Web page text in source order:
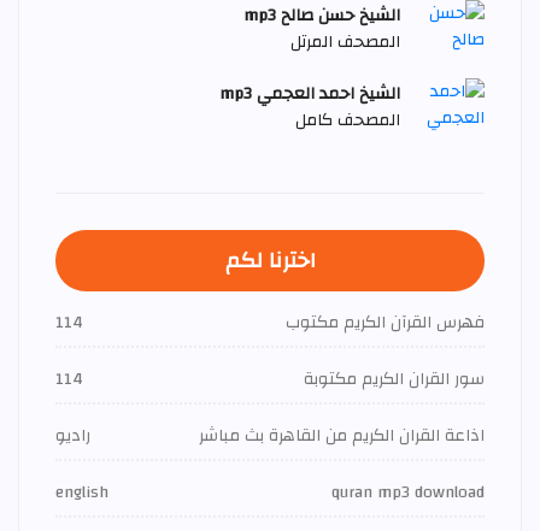
الشيخ حسن صالح mp3
المصحف المرتل
الشيخ احمد العجمي mp3
المصحف كامل
اخترنا لكم
فهرس القرآن الكريم مكتوب
114
سور القران الكريم مكتوبة
114
اذاعة القران الكريم من القاهرة بث مباشر
راديو
quran mp3 download
english